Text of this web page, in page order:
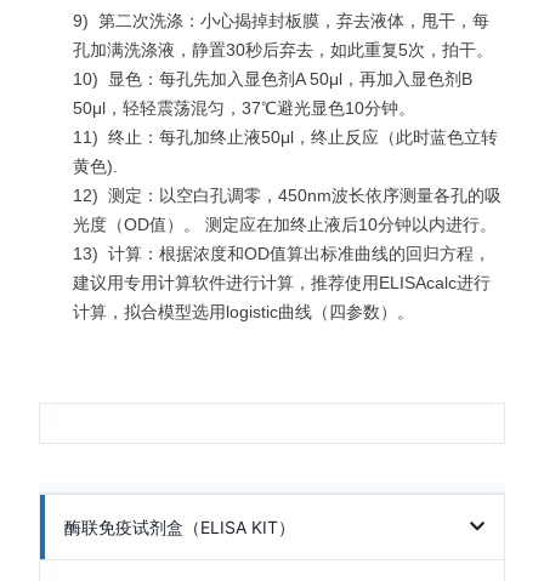
9) 第二次洗涤：小心揭掉封板膜，弃去液体，甩干，每
孔加满洗涤液，静置30秒后弃去，如此重复5次，拍干。
10)
显色：每孔先加入显色剂A 50μl，再加入显色剂B
50μl，轻轻震荡混匀，37℃避光显色10分钟。
11) 终止：每孔加终止液50μl，终止反应（此时蓝色立转
黄色).
12) 测定：以空白孔调零，450nm波长依序测量各孔的吸
光度（OD值）。 测定应在加终止液后10分钟以内进行。
13) 计算：根据浓度和OD值算出标准曲线的回归方程，
建议用专用计算软件进行计算，推荐使用ELISAcalc进行
计算，拟合模型选用logistic曲线（四参数）。
酶联免疫试剂盒（ELISA KIT）